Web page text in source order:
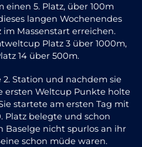
einen 5. Platz, über 100m
langen Wochenendes
Massenstart erreichen.
Platz 3 über 1000m,
14 über 500m.
Station und nachdem sie
ersten Weltcup Punkte holte
startete am ersten Tag mit
Platz belegte und schon
Baselge nicht spurlos an ihr
schon müde waren.